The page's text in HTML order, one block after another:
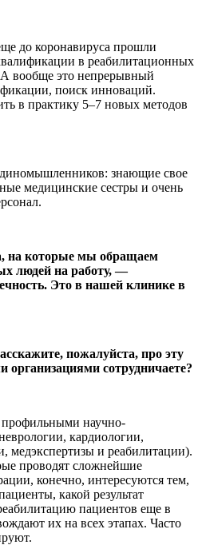
до коронавируса прошли
в реабилитационных
вообще это непрерывный
поиск инноваций.
в практику 5–7 новых методов
знающие свое
медицинские сестры и очень
на которые мы обращаем
людей на работу, —
Это в нашей клинике в
пожалуйста, про эту
сотрудничаете?
профильными научно-
кардиологии,
медэкспертизы и реабилитации).
проводят сложнейшие
конечно, интересуются тем,
какой результат
пациентов еще в
их на всех этапах. Часто